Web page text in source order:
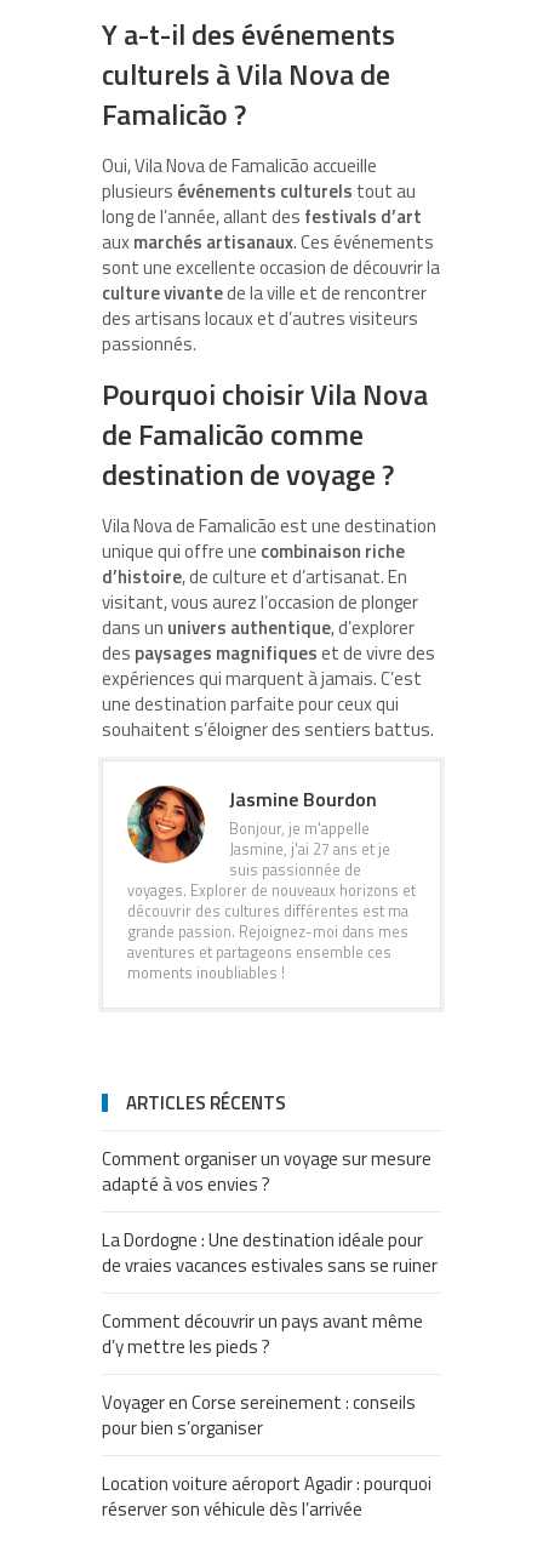
Y a-t-il des événements
culturels à Vila Nova de
Famalicão ?
Oui, Vila Nova de Famalicão accueille
plusieurs événements culturels tout au
long de l’année, allant des festivals d’art
auxmarchés artisanaux. Ces événements
sont une excellente occasion de découvrir la
culture vivantede la ville et de rencontrer
des artisans locaux et d’autres visiteurs
passionnés.
Pourquoi choisir Vila Nova
de Famalicão comme
destination de voyage ?
Vila Nova de Famalicão est une destination
unique qui offre une combinaison riche
d’histoire, de culture et d’artisanat. En
visitant, vous aurez l’occasion de plonger
dans un univers authentique, d’explorer
des paysages magnifiqueset de vivre des
expériences qui marquent à jamais. C’est
une destination parfaite pour ceux qui
souhaitent s’éloigner des sentiers battus.
Jasmine Bourdon
Bonjour, je m'appelle
Jasmine, j'ai 27 ans et je
suis passionnée de
voyages. Explorer de nouveaux horizons et
découvrir des cultures différentes est ma
grande passion. Rejoignez-moi dans mes
aventures et partageons ensemble ces
moments inoubliables !
ARTICLES RÉCENTS
Comment organiser un voyage sur mesure
adapté à vos envies ?
La Dordogne : Une destination idéale pour
de vraies vacances estivales sans se ruiner
Comment découvrir un pays avant même
d’y mettre les pieds ?
Voyager en Corse sereinement : conseils
pour bien s’organiser
Location voiture aéroport Agadir : pourquoi
réserver son véhicule dès l’arrivée